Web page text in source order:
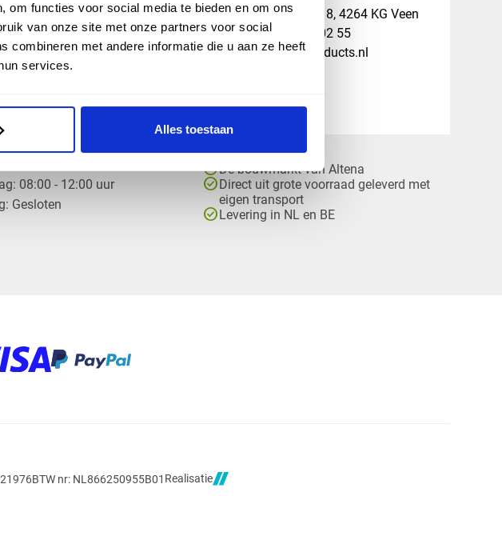
om functies voor social media te bieden en om ons
van onze site met onze partners voor social
combineren met andere informatie die u aan ze heeft
services.
Alles toestaan
08:00 - 12:00 uur
Gesloten
map Veensesteeg 8, 4264 KG Veen
phone_enabled +31 416 75 02 55
mail info@vosproducts.nl
check_circleDé bouwmarkt van Altena
check_circle Direct uit grote voorraad geleverd met
eigen transport
check_circle Levering in NL en BE
BTW nr: NL866250955B01 Realisatie